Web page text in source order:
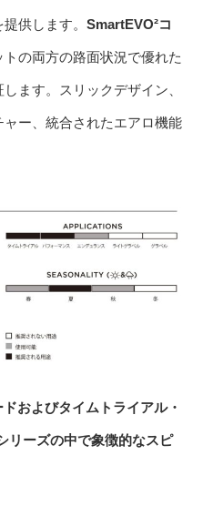
供します。 SmartEVO²コ
の両方の路面状況で優れた
ます。スリックデザイン、
ー、統合されたエアロ機能
およびタイムトライアル・
リーズの中で象徴的なスピ